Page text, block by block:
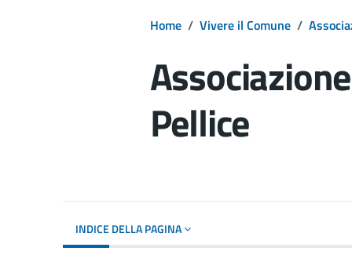
Home / Vivere il Comune /
Pellice
INDICE DELLA PAGINA